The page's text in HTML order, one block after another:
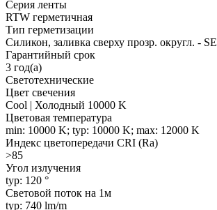
Серия ленты
RTW герметичная
Тип герметизации
Силикон, заливка сверху прозр. округл. - SE
Гарантийный срок
3 год(а)
Светотехнические
Цвет свечения
Cool | Холодный 10000 K
Цветовая температура
min: 10000 K; typ: 10000 K; max: 12000 K
Индекс цветопередачи CRI (Ra)
>85
Угол излучения
typ: 120 °
Световой поток на 1м
typ: 740 lm/m